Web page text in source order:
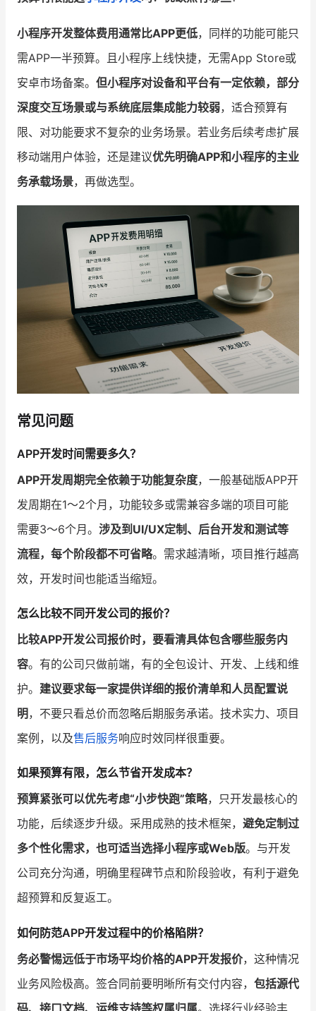
小程序开发整体费用通常比APP更低，同样的功能可能只
需APP一半预算。且小程序上线快捷，无需App Store或
安卓市场备案。 但小程序对设备和平台有一定依赖，部分
深度交互场景或与系统底层集成能力较弱，适合预算有
限、对功能要求不复杂的业务场景。若业务后续考虑扩展
移动端用户体验，还是建议优先明确APP和小程序的主业
务承载场景，再做选型。
常见问题
APP开发时间需要多久？
APP开发周期完全依赖于功能复杂度，一般基础版APP开
发周期在1～2个月，功能较多或需兼容多端的项目可能
需要3～6个月。 涉及到UI/UX定制、后台开发和测试等
流程，每个阶段都不可省略。需求越清晰，项目推行越高
效，开发时间也能适当缩短。
怎么比较不同开发公司的报价？
比较APP开发公司报价时，要看清具体包含哪些服务内
容。有的公司只做前端，有的全包设计、开发、上线和维
护。 建议要求每一家提供详细的报价清单和人员配置说
明 ，不要只看总价而忽略后期服务承诺。技术实力、项目
案例，以及售后服务响应时效同样很重要。
如果预算有限，怎么节省开发成本？
预算紧张可以优先考虑“小步快跑”策略，只开发最核心的
功能，后续逐步升级。采用成熟的技术框架， 避免定制过
多个性化需求，也可适当选择小程序或Web版。与开发
公司充分沟通，明确里程碑节点和阶段验收，有利于避免
超预算和反复返工。
如何防范APP开发过程中的价格陷阱？
务必警惕远低于市场平均价格的APP开发报价，这种情况
业务风险极高。签合同前要明晰所有交付内容， 包括源代
码、接口文档、运维支持等权属归属。选择行业经验丰